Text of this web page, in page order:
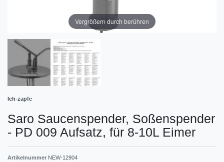
Vergrößern durch berühren
Ich-zapfe
Saro Saucenspender, Soßenspender
- PD 009 Aufsatz, für 8-10L Eimer
Artikelnummer NEW-12904